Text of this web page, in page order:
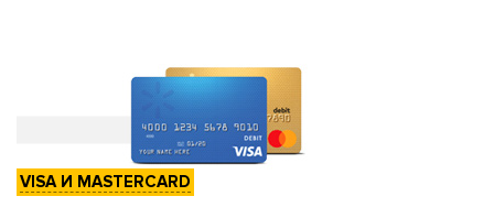
VISA И MASTERCARD